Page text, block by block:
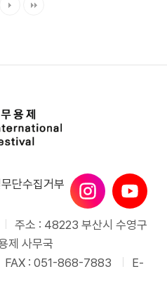
단수집거부
주소 : 48223 부산시 수영구
제 사무국
FAX : 051-868-7883
E-